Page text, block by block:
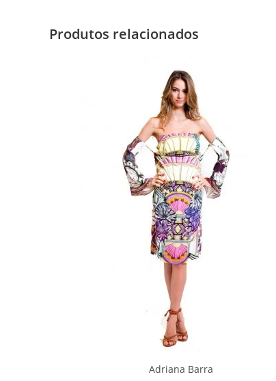
Produtos relacionados
Adriana Barra